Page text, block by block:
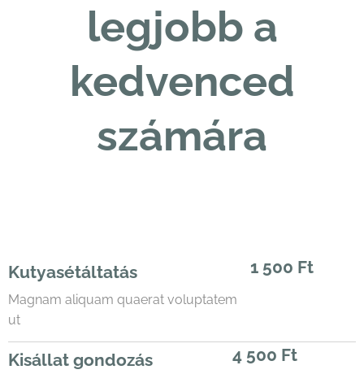
legjobb a
kedvenced
számára
Kutyasétáltatás
Magnam aliquam quaerat voluptatem
ut
1 500 Ft
Kisállat gondozás 4 500 Ft